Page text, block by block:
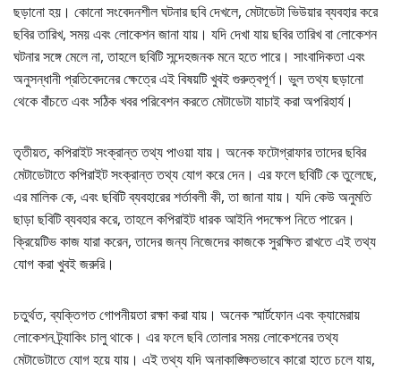
ছড়ানো হয়। কোনো সংবেদনশীল ঘটনার ছবি দেখলে, মেটাডেটা ভিউয়ার ব্যবহার করে
ছবির তারিখ, সময় এবং লোকেশন জানা যায়। যদি দেখা যায় ছবির তারিখ বা লোকেশন
ঘটনার সঙ্গে মেলে না, তাহলে ছবিটি সন্দেহজনক মনে হতে পারে। সাংবাদিকতা এবং
অনুসন্ধানী প্রতিবেদনের ক্ষেত্রে এই বিষয়টি খুবই গুরুত্বপূর্ণ। ভুল তথ্য ছড়ানো
থেকে বাঁচতে এবং সঠিক খবর পরিবেশন করতে মেটাডেটা যাচাই করা অপরিহার্য।
তৃতীয়ত, কপিরাইট সংক্রান্ত তথ্য পাওয়া যায়। অনেক ফটোগ্রাফার তাদের ছবির
মেটাডেটাতে কপিরাইট সংক্রান্ত তথ্য যোগ করে দেন। এর ফলে ছবিটি কে তুলেছে,
এর মালিক কে, এবং ছবিটি ব্যবহারের শর্তাবলী কী, তা জানা যায়। যদি কেউ অনুমতি
ছাড়া ছবিটি ব্যবহার করে, তাহলে কপিরাইট ধারক আইনি পদক্ষেপ নিতে পারেন।
ক্রিয়েটিভ কাজ যারা করেন, তাদের জন্য নিজেদের কাজকে সুরক্ষিত রাখতে এই তথ্য
যোগ করা খুবই জরুরি।
চতুর্থত, ব্যক্তিগত গোপনীয়তা রক্ষা করা যায়। অনেক স্মার্টফোন এবং ক্যামেরায়
লোকেশন ট্র্যাকিং চালু থাকে। এর ফলে ছবি তোলার সময় লোকেশনের তথ্য
মেটাডেটাতে যোগ হয়ে যায়। এই তথ্য যদি অনাকাঙ্ক্ষিতভাবে কারো হাতে চলে যায়,